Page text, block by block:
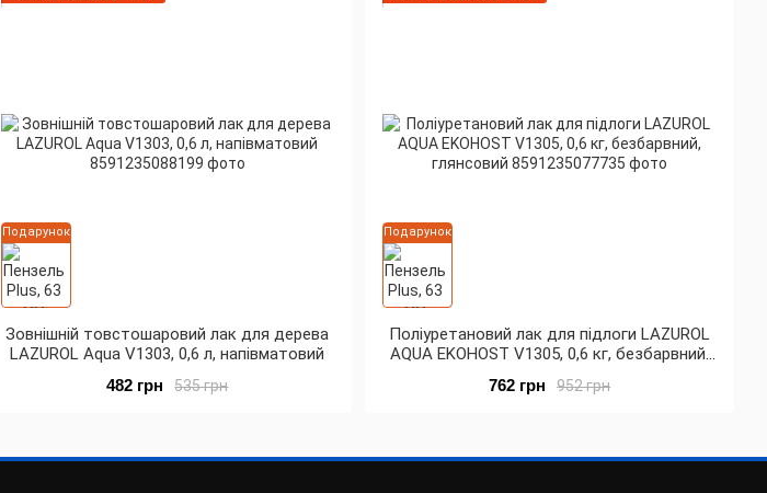
Подарунок
Зовнішній товстошаровий лак для дерева
LAZUROL Aqua V1303, 0,6 л, напівматовий
535 грн
482 грн
Подарунок
Поліуретановий лак для підлоги LAZUROL
AQUA EKOHOST V1305, 0,6 кг, безбарвний,
952 грн
762 грн